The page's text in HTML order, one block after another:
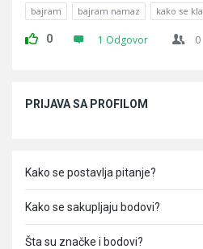
bajram bajram namaz kako se
0 1 Odgovor 0
PRIJAVA SA PROFILOM
Kako se postavlja pitanje?
Kako se sakupljaju bodovi?
Šta su značke i bodovi?